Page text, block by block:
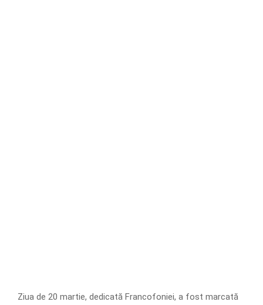
Ziua de 20 martie, dedicată Francofoniei, a fost marcată